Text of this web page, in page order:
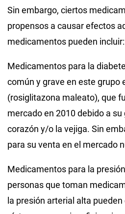
Sin embargo, ciertos
propensos a causar efectos
medicamentos pueden incluir:
Medicamentos para la
común y grave en este grupo
(rosiglitazona maleato), que
mercado en 2010 debido a su
corazón y/o la vejiga. Sin
para su venta en el mercado
Medicamentos para la
personas que toman
la presión arterial alta